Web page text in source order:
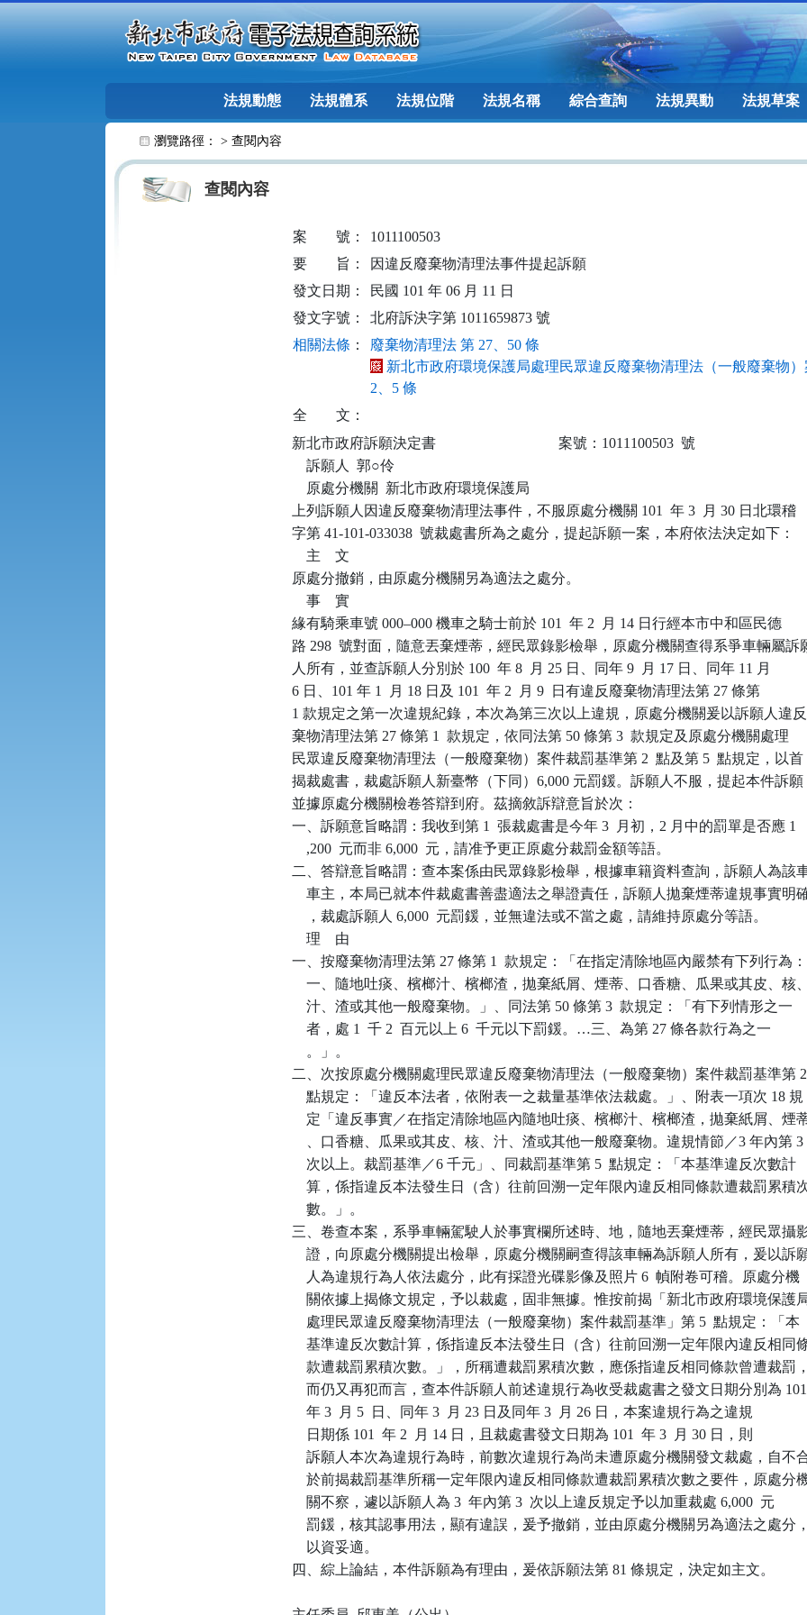
法規動態 法規體系 法規位階 法規名稱 綜合查詢 法規異動 法規草案
瀏覽路徑： > 查閱內容
查閱內容
案 號：
1011100503
要
旨：
因違反廢棄物清理法事件提起訴願
發文日期：
民國 101 年 06 月 11 日
發文字號：
北府訴決字第 1011659873 號
相關法條 ：
廢棄物清理法 第 27、50 條
新北市政府環境保護局處理民眾違反廢棄物清理法（一般廢棄物
2、5 條
全
文：
新北市政府訴願決定書                                  案號：1011100503  號
    訴願人  郭○伶
    原處分機關  新北市政府環境保護局
上列訴願人因違反廢棄物清理法事件，不服原處分機關 101  年 3  月 30 日北環稽
字第 41-101-033038  號裁處書所為之處分，提起訴願一案，本府依法決定如下：
    主    文
原處分撤銷，由原處分機關另為適法之處分。
    事    實
緣有騎乘車號 000–000 機車之騎士前於 101  年 2  月 14 日行經本市中和區民德
路 298  號對面，隨意丟棄煙蒂，經民眾錄影檢舉，原處分機關查得系爭車輛屬訴
人所有，並查訴願人分別於 100  年 8  月 25 日、同年 9  月 17 日、同年 11 月
6 日、101 年 1  月 18 日及 101  年 2  月 9  日有違反廢棄物清理法第 27 條第
1 款規定之第一次違規紀錄，本次為第三次以上違規，原處分機關爰以訴願人違
棄物清理法第 27 條第 1  款規定，依同法第 50 條第 3  款規定及原處分機關處理
民眾違反廢棄物清理法（一般廢棄物）案件裁罰基準第 2  點及第 5  點規定，以首
揭裁處書，裁處訴願人新臺幣（下同）6,000 元罰鍰。訴願人不服，提起本件訴願
並據原處分機關檢卷答辯到府。茲摘敘訴辯意旨於次：
一、訴願意旨略謂：我收到第 1  張裁處書是今年 3  月初，2 月中的罰單是否應 1
    ,200  元而非 6,000  元，請准予更正原處分裁罰金額等語。
二、答辯意旨略謂：查本案係由民眾錄影檢舉，根據車籍資料查詢，訴願人為該
車主，本局已就本件裁處書善盡適法之舉證責任，訴願人拋棄煙蒂違規事實明
    ，裁處訴願人 6,000  元罰鍰，並無違法或不當之處，請維持原處分等語。
    理    由
一、按廢棄物清理法第 27 條第 1  款規定：「在指定清除地區內嚴禁有下列行為：
    一、隨地吐痰、檳榔汁、檳榔渣，拋棄紙屑、煙蒂、口香糖、瓜果或其皮、核、
    汁、渣或其他一般廢棄物。」、同法第 50 條第 3  款規定：「有下列情形之一
    者，處 1  千 2  百元以上 6  千元以下罰鍰。…三、為第 27 條各款行為之一
    。」。
二、次按原處分機關處理民眾違反廢棄物清理法（一般廢棄物）案件裁罰基準第 2
    點規定：「違反本法者，依附表一之裁量基準依法裁處。」、附表一項次 18 規
定「違反事實／在指定清除地區內隨地吐痰、檳榔汁、檳榔渣，拋棄紙屑、煙
    、口香糖、瓜果或其皮、核、汁、渣或其他一般廢棄物。違規情節／3 年內第 3
    次以上。裁罰基準／6 千元」、同裁罰基準第 5  點規定：「本基準違反次數計
算，係指違反本法發生日（含）往前回溯一定年限內違反相同條款遭裁罰累積
    數。」。
三、卷查本案，系爭車輛駕駛人於事實欄所述時、地，隨地丟棄煙蒂，經民眾攝
證，向原處分機關提出檢舉，原處分機關嗣查得該車輛為訴願人所有，爰以訴
    人為違規行為人依法處分，此有採證光碟影像及照片 6  幀附卷可稽。原處分機
關依據上揭條文規定，予以裁處，固非無據。惟按前揭「新北市政府環境保護
    處理民眾違反廢棄物清理法（一般廢棄物）案件裁罰基準」第 5  點規定：「本
基準違反次數計算，係指違反本法發生日（含）往前回溯一定年限內違反相同
    款遭裁罰累積次數。」，所稱遭裁罰累積次數，應係指違反相同條款曾遭裁罰，
    而仍又再犯而言，查本件訴願人前述違規行為收受裁處書之發文日期分別為 101
    年 3  月 5  日、同年 3  月 23 日及同年 3  月 26 日，本案違規行為之違規
    日期係 101  年 2  月 14 日，且裁處書發文日期為 101  年 3  月 30 日，則
訴願人本次為違規行為時，前數次違規行為尚未遭原處分機關發文裁處，自不
於前揭裁罰基準所稱一定年限內違反相同條款遭裁罰累積次數之要件，原處分
    關不察，遽以訴願人為 3  年內第 3  次以上違反規定予以加重裁處 6,000  元
    罰鍰，核其認事用法，顯有違誤，爰予撤銷，並由原處分機關另為適法之處分，
    以資妥適。
四、綜上論結，本件訴願為有理由，爰依訴願法第 81 條規定，決定如主文。